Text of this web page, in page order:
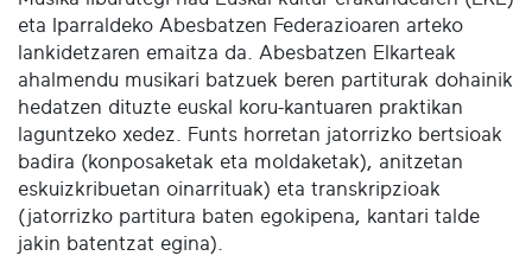
eta Iparraldeko Abesbatzen Federazioaren arteko
lankidetzaren emaitza da. Abesbatzen Elkarteak
ahalmendu musikari batzuek beren partiturak dohainik
hedatzen dituzte euskal koru-kantuaren praktikan
laguntzeko xedez. Funts horretan jatorrizko bertsioak
badira (konposaketak eta moldaketak), anitzetan
eskuizkribuetan oinarrituak) eta transkripzioak
(jatorrizko partitura baten egokipena, kantari talde
jakin batentzat egina).